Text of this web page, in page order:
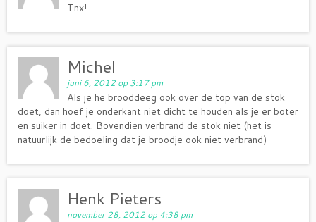
Tnx!
Michel
juni 6, 2012 op 3:17 pm
Als je he brooddeeg ook over de top van de stok
doet, dan hoef je onderkant niet dicht te houden als je er boter
en suiker in doet. Bovendien verbrand de stok niet (het is
natuurlijk de bedoeling dat je broodje ook niet verbrand)
Henk Pieters
november 28, 2012 op 4:38 pm